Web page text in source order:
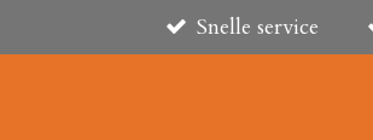
Snelle service